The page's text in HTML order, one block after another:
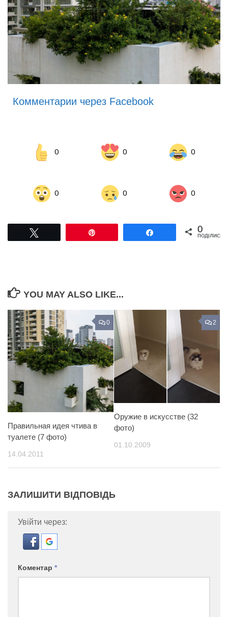
Комментарии через Facebook
0 0 0
0 0 0
Поділитися0
ПОДІЛИСЬ
YOU MAY ALSO LIKE...
0
Правильная идея чтива в
туалете (7 фото)
14.04.2011
2
Оружие в искусстве (32
фото)
01.10.2009
ЗАЛИШИТИ ВІДПОВІДЬ
Увійти через:
Коментар *